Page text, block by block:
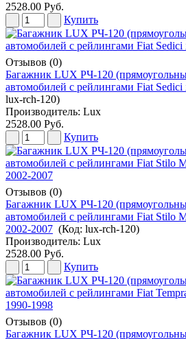
2528.00 Руб.
Купить
Отзывов (0)
Багажник LUX РЧ-120
автомобилей с рейлингами Fiat Sedici
lux-rch-120)
Производитель: Lux
2528.00 Руб.
Купить
Отзывов (0)
Багажник LUX РЧ-120
автомобилей с рейлингами Fiat Stilo
2002-2007 (Код: lux-rch-120)
Производитель: Lux
2528.00 Руб.
Купить
Отзывов (0)
Багажник LUX РЧ-120